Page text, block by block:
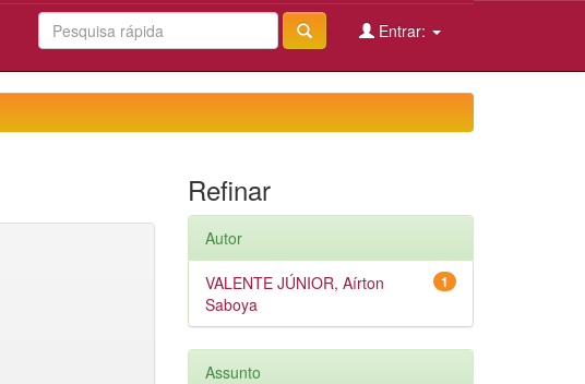
Entrar:
Refinar
Autor
1
VALENTE JÚNIOR, Aírton
Saboya
Assunto